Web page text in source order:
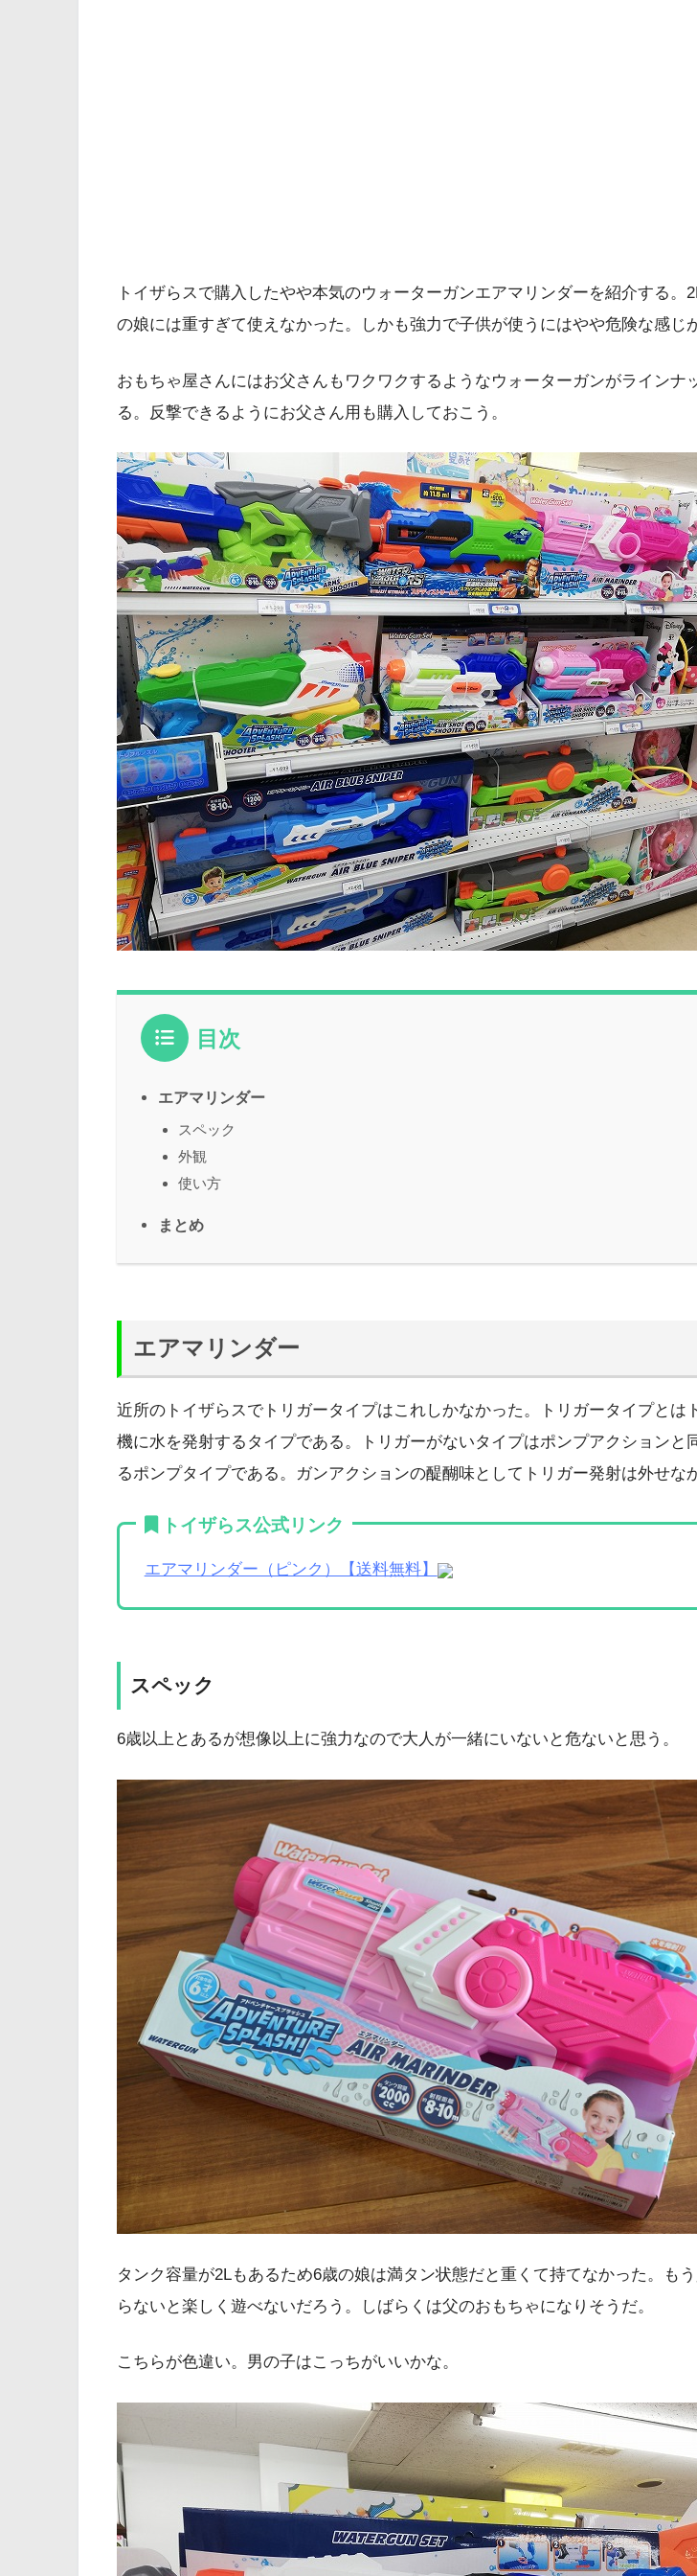
トイザらスで購入したやや本気のウォーターガンエアマリンダーを紹介する。
の娘には重すぎて使えなかった。しかも強力で子供が使うにはやや危険な感じ
おもちゃ屋さんにはお父さんもワクワクするようなウォーターガンがラインナ
る。反撃できるようにお父さん用も購入しておこう。
目次
エアマリンダー
スペック
外観
使い方
まとめ
エアマリンダー
近所のトイザらスでトリガータイプはこれしかなかった。トリガータイプとは
機に水を発射するタイプである。トリガーがないタイプはポンプアクションと
るポンプタイプである。ガンアクションの醍醐味としてトリガー発射は外せな
トイザらス公式リンク
エアマリンダー（ピンク）【送料無料】
スペック
6歳以上とあるが想像以上に強力なので大人が一緒にいないと危ないと思う。
タンク容量が2Lもあるため6歳の娘は満タン状態だと重くて持てなかった。も
らないと楽しく遊べないだろう。しばらくは父のおもちゃになりそうだ。
こちらが色違い。男の子はこっちがいいかな。